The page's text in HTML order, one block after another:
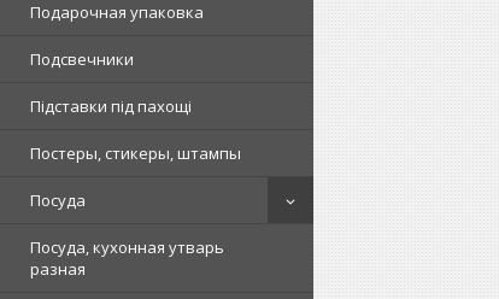
Подарочная упаковка
Подсвечники
Підставки під пахощі
Постеры, стикеры, штампы
Посуда
Посуда, кухонная утварь
разная